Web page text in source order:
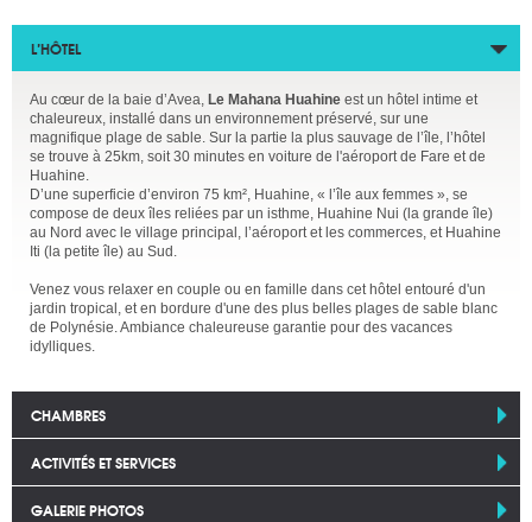
L’HÔTEL
Au cœur de la baie d’Avea, Le Mahana Huahine est un hôtel intime et
chaleureux, installé dans un environnement préservé, sur une
magnifique plage de sable. Sur la partie la plus sauvage de l’île, l’hôtel
se trouve à 25km, soit 30 minutes en voiture de l'aéroport de Fare et de
Huahine.
D’une superficie d’environ 75 km², Huahine, « l’île aux femmes », se
compose de deux îles reliées par un isthme, Huahine Nui (la grande île)
au Nord avec le village principal, l’aéroport et les commerces, et Huahine
Iti (la petite île) au Sud.
Venez vous relaxer en couple ou en famille dans cet hôtel entouré d'un
jardin tropical, et en bordure d'une des plus belles plages de sable blanc
de Polynésie. Ambiance chaleureuse garantie pour des vacances
idylliques.
CHAMBRES
ACTIVITÉS ET SERVICES
GALERIE PHOTOS